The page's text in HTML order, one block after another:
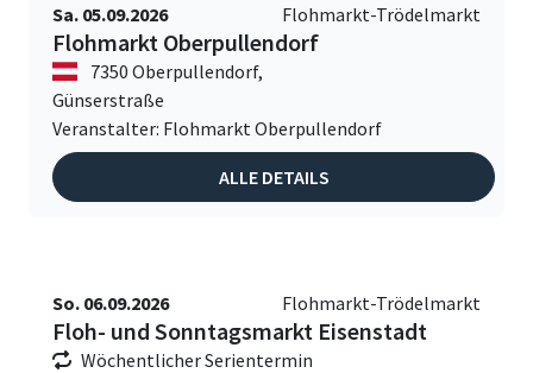
Sa. 05.09.2026 Flohmarkt-Trödelmarkt
Flohmarkt Oberpullendorf
7350 Oberpullendorf,
Günserstraße
Veranstalter: Flohmarkt Oberpullendorf
ALLE DETAILS
So. 06.09.2026 Flohmarkt-Trödelmarkt
Floh- und Sonntagsmarkt Eisenstadt
Wöchentlicher Serientermin